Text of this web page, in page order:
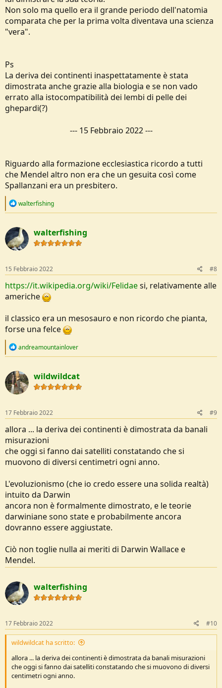
Non solo ma quello era il grande periodo dell'natomia
comparata che per la prima volta diventava una scienza
"vera".
Ps
La deriva dei continenti inaspettatamente è stata
dimostrata anche grazie alla biologia e se non vado
errato alla istocompatibilità dei lembi di pelle dei
ghepardi(?)
--- 15 Febbraio 2022---
Riguardo alla formazione ecclesiastica ricordo a tutti
che Mendel altro non era che un gesuita così come
Spallanzani era un presbitero.
R
c
t
i
o
s
:
walterfishing
walterfishing
15 Febbraio 2022 #8
https://it.wikipedia.org/wiki/Felidaesi, relativamente alle
americhe
il classico era un mesosauro e non ricordo che pianta,
forse una felce
R
c
t
o
s
:
andreamountainlover
wildwildcat
17 Febbraio 2022 #9
allora ... la deriva dei continenti è dimostrata da banali
misurazioni
che oggi si fanno dai satelliti constatando che si
muovono di diversi centimetri ogni anno.
L'evoluzionismo (che io credo essere una solida realtà)
intuito da Darwin
ancora non è formalmente dimostrato, e le teorie
darwiniane sono state e probabilmente ancora
dovranno essere aggiustate.
Ciò non toglie nulla ai meriti di Darwin Wallace e
Mendel.
walterfishing
17 Febbraio 2022 #10
wildwildcat ha scritto:
allora ... la deriva dei continenti è dimostrata da banali misurazioni
che oggi si fanno dai satelliti constatando che si muovono di diversi
centimetri ogni anno.